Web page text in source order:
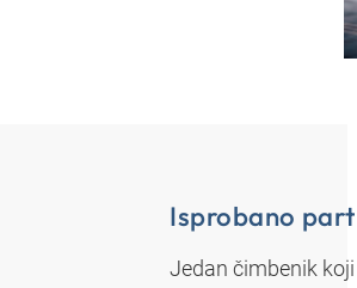
Isprobano
Jedan čimbenik koji